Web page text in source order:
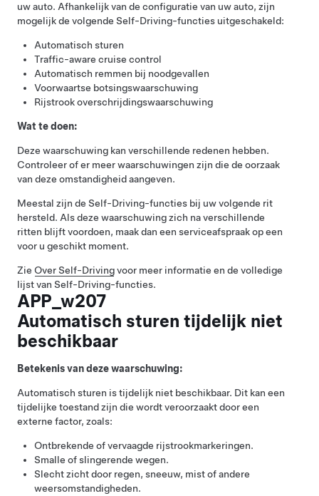
uw auto. Afhankelijk van de configuratie van uw auto, zijn
mogelijk de volgende Self-Driving-functies uitgeschakeld:
Automatisch sturen
Traffic-aware cruise control
Automatisch remmen bij noodgevallen
Voorwaartse botsingswaarschuwing
Rijstrook overschrijdingswaarschuwing
Wat te doen:
Deze waarschuwing kan verschillende redenen hebben.
Controleer of er meer waarschuwingen zijn die de oorzaak
van deze omstandigheid aangeven.
Meestal zijn de Self-Driving-functies bij uw volgende rit
hersteld. Als deze waarschuwing zich na verschillende
ritten blijft voordoen, maak dan een serviceafspraak op een
voor u geschikt moment.
Zie OverSelf-Drivingvoor meer informatie en de volledige
lijst van Self-Driving-functies.
APP_w207
Automatisch sturen tijdelijk niet
beschikbaar
Betekenis van deze waarschuwing:
Automatisch sturen is tijdelijk niet beschikbaar. Dit kan een
tijdelijke toestand zijn die wordt veroorzaakt door een
externe factor, zoals:
Ontbrekende of vervaagde rijstrookmarkeringen.
Smalle of slingerende wegen.
Slecht zicht door regen, sneeuw, mist of andere
weersomstandigheden.